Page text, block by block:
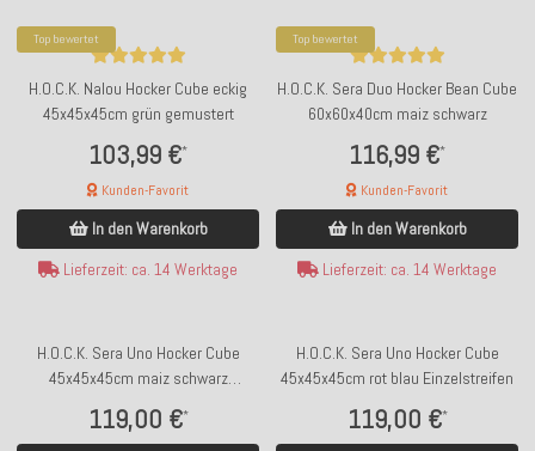
Top bewertet
H.O.C.K. Nalou Hocker Cube eckig
45x45x45cm grün gemustert
103,99 €*
Kunden-Favorit
In den Warenkorb
Lieferzeit: ca. 14 Werktage
Top bewertet
H.O.C.K. Sera Duo Hocker Bean Cube
60x60x40cm maiz schwarz
116,99 €*
Kunden-Favorit
In den Warenkorb
Lieferzeit: ca. 14 Werktage
H.O.C.K. Sera Uno Hocker Cube
45x45x45cm maiz schwarz
119,00 €*
H.O.C.K. Sera Uno Hocker Cube
45x45x45cm rot blau Einzelstreifen
119,00 €*